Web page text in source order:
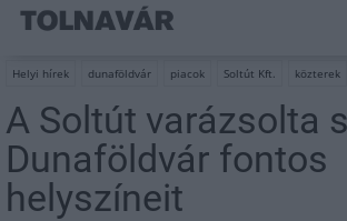
Helyi hírek dunaföldvár piacok Soltút Kft. közterek
A Soltút varázsolta
Dunaföldvár fontos
helyszíneit